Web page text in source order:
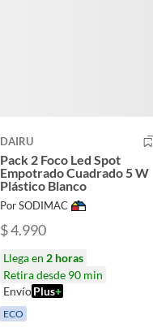
DAIRU
Pack 2 Foco Led Spot
Empotrado Cuadrado 5 W
Plástico Blanco
Por SODIMAC
$ 4.990
Llega en 2 horas
Retira desde 90 min
Envío Plus+
ECO